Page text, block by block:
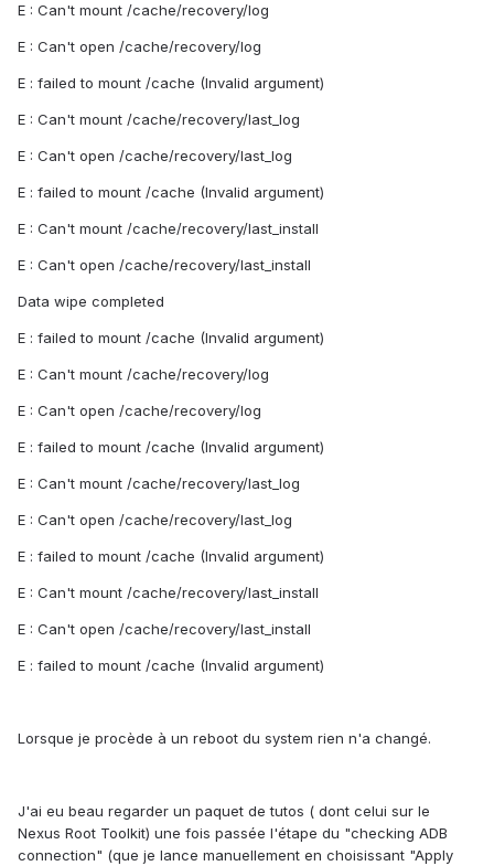
E : Can't mount /cache/recovery/log
E : Can't open /cache/recovery/log
E : failed to mount /cache (Invalid argument)
E : Can't mount /cache/recovery/last_log
E : Can't open /cache/recovery/last_log
E : failed to mount /cache (Invalid argument)
E : Can't mount /cache/recovery/last_install
E : Can't open /cache/recovery/last_install
Data wipe completed
E : failed to mount /cache (Invalid argument)
E : Can't mount /cache/recovery/log
E : Can't open /cache/recovery/log
E : failed to mount /cache (Invalid argument)
E : Can't mount /cache/recovery/last_log
E : Can't open /cache/recovery/last_log
E : failed to mount /cache (Invalid argument)
E : Can't mount /cache/recovery/last_install
E : Can't open /cache/recovery/last_install
E : failed to mount /cache (Invalid argument)
Lorsque je procède à un reboot du system rien n'a changé.
J'ai eu beau regarder un paquet de tutos ( dont celui sur le
Nexus Root Toolkit) une fois passée l'étape du "checking ADB
connection" (que je lance manuellement en choisissant "Apply